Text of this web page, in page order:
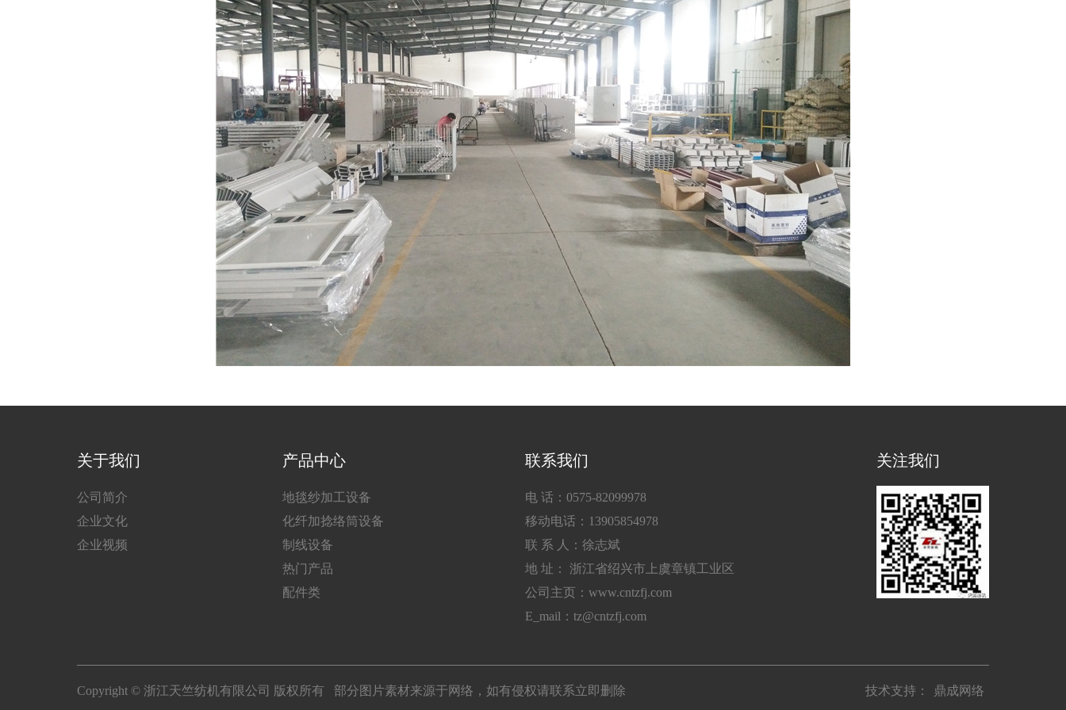
关于我们
公司简介
企业文化
企业视频
产品中心
地毯纱加工设备
化纤加捻络筒设备
制线设备
热门产品
配件类
联系我们
电 话：0575-82099978
移动电话：13905854978
联 系 人：徐志斌
地 址： 浙江省绍兴市上虞章镇工业区
公司主页：www.cntzfj.com
E_mail：tz@cntzfj.com
关注我们
Copyright © 浙江天竺纺机有限公司 版权所有 部分图片素材来源于网络，如有侵权请联系立即删除 技术支持： 鼎成网络